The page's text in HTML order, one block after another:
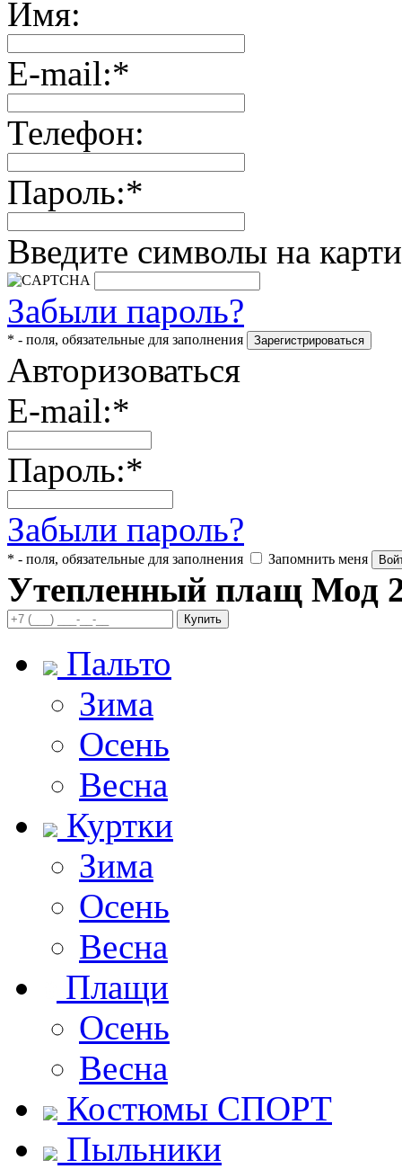
Имя:
E-mail:*
Телефон:
Пароль:*
Введите символы на
Забыли пароль?
* - поля, обязательные для заполнения
Авторизоваться
E-mail:*
Пароль:*
Забыли пароль?
* - поля, обязательные для заполнения Запомнить меня
Утепленный плащ Мод
Пальто
Зима
Осень
Весна
Куртки
Зима
Осень
Весна
Плащи
Осень
Весна
Костюмы СПОРТ
Пыльники